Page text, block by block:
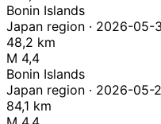
Bonin Islands
Japan region · 2026-05-
48,2 km
M 4,4
Bonin Islands
Japan region · 2026-05-
84,1 km